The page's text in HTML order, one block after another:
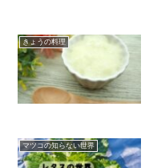
きょうの料理
マツコの知らない世界